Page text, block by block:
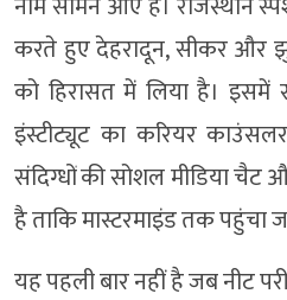
करते हुए देहरादून, सीकर और
को हिरासत में लिया है।
इंस्टीट्यूट का करियर
संदिग्धों की सोशल मीडिया चैट
है ताकि मास्टरमाइंड तक पहुंचा
यह पहली बार नहीं है जब नीट